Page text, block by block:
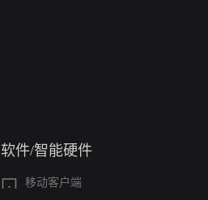
软件/智能硬件
移动客户端